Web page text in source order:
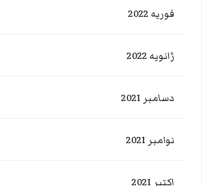
فوریه 2022
ژانویه 2022
دسامبر 2021
نوامبر 2021
اکتبر 2021